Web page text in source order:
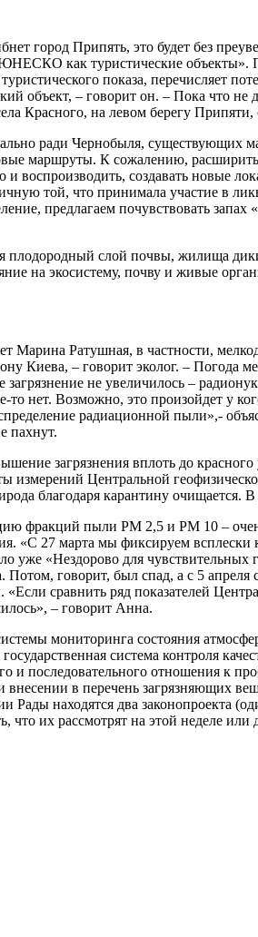
город Припять, это будет без
как туристические объекты».
показа, перечисляет
объект, – говорит он. – Пока что
Красного, на левом берегу
ради Чернобыля, существующих
маршруты. К сожалению,
и воспроизводить, создавать новые
той, что принимала участие в
предлагаем почувствовать
плодородный слой почвы, жилища
на экосистему, почву и живые
Марина Ратушная, в частности,
Киева, – говорит эколог. – Погода
не увеличилось –
нет. Возможно, это произойдет у
радиационной пыли»,-
пахнут.
загрязнения вплоть до
Центральной
благодаря карантину очищается. В
фракций пыли PM 2,5 и PM 10 –
«С 27 марта мы фиксируем
«Нездорово для чувствительных
говорит, был спад, а с 5 апреля
сравнить ряд показателей
– говорит Анна.
мониторинга состояния
система контроля
последовательного отношения к
в перечень загрязняющих
находятся два законопроекта
их рассмотрят на этой неделе